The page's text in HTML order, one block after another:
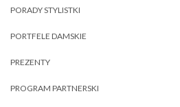
PORADY STYLISTKI
PORTFELE DAMSKIE
PREZENTY
PROGRAM PARTNERSKI